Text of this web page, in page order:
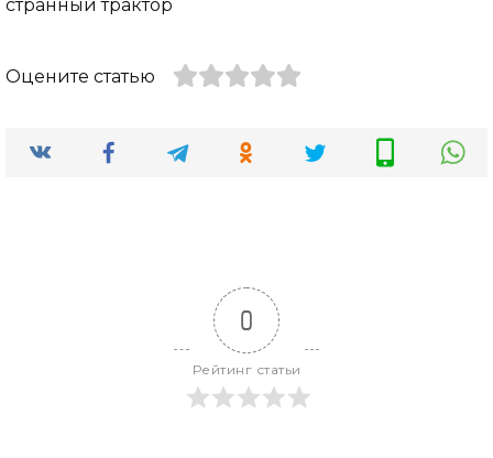
странный трактор
Оцените статью
0
Рейтинг статьи